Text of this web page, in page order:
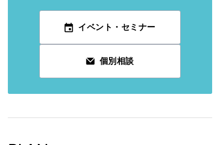
イベント・ セミナー
個別相談